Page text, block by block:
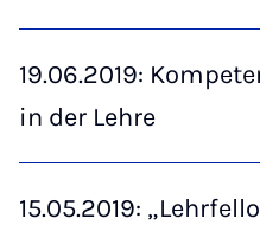
19.06.2019:
in der Lehre
15.05.2019: